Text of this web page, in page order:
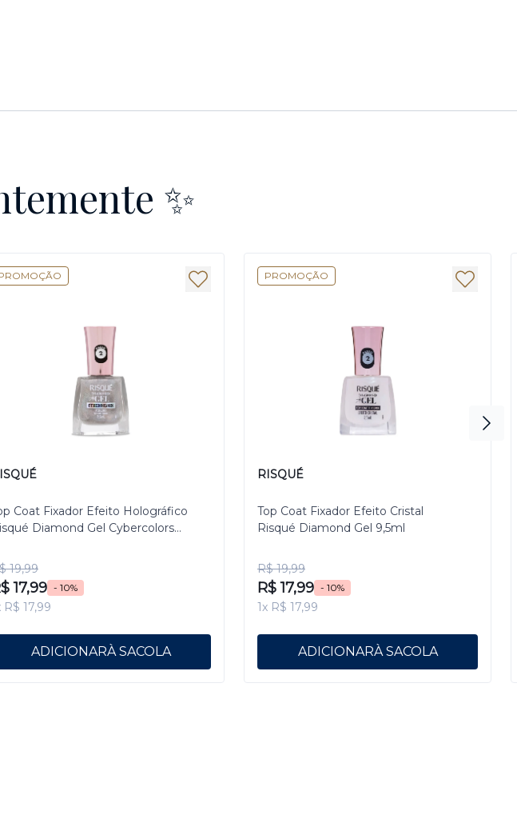
✨
Coat Fixador Efeito Holográfico
Diamond Gel Cybercolors
19,99
17,99 - 10%
R$ 17,99
ADICIONAR
PROMOÇÃO
RISQUÉ
Top Coat Fixador Efeito Cristal
Risqué Diamond Gel 9,5ml
R$ 19,99
R$ 17,99 - 10%
1x R$ 17,99
ADICIONAR